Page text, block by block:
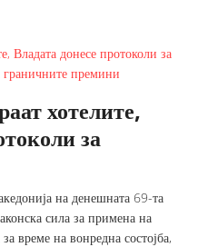
хотелите,
за
на денешната 69-та
сила за примена на
време на вонредна состојба,